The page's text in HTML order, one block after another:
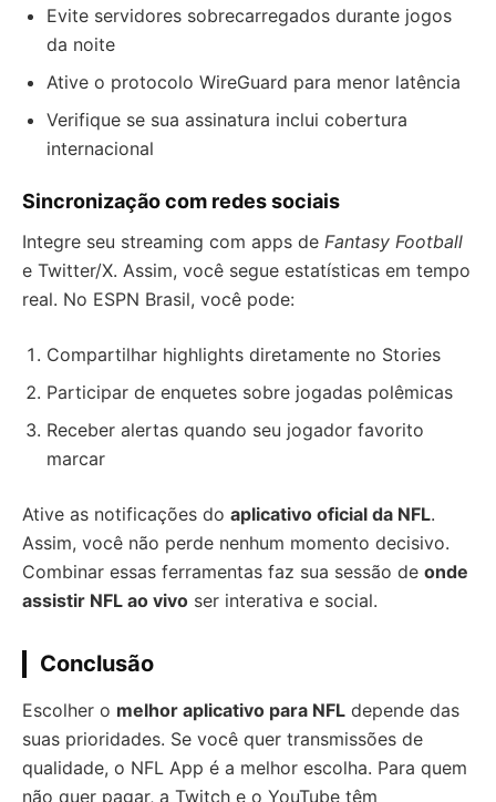
Evite servidores sobrecarregados durante jogos
da noite
Ative o protocolo WireGuard para menor latência
Verifique se sua assinatura inclui cobertura
internacional
Sincronização com redes sociais
Integre seu streaming com apps de Fantasy Football
e Twitter/X. Assim, você segue estatísticas em tempo
real. No ESPN Brasil, você pode:
Compartilhar highlights diretamente no Stories
Participar de enquetes sobre jogadas polêmicas
Receber alertas quando seu jogador favorito
marcar
Ative as notificações do aplicativo oficial da NFL.
Assim, você não perde nenhum momento decisivo.
Combinar essas ferramentas faz sua sessão de onde
assistir NFL ao vivo ser interativa e social.
Conclusão
Escolher o melhor aplicativo para NFL depende das
suas prioridades. Se você quer transmissões de
qualidade, o NFL App é a melhor escolha. Para quem
não quer pagar, a Twitch e o YouTube têm